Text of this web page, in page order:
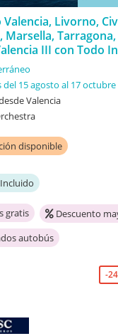
Valencia, Livorno,
Marsella,
III con Todo
del 15 agosto al 17 octubre
Valencia
disponible
gratis
Descuento
autobús
-